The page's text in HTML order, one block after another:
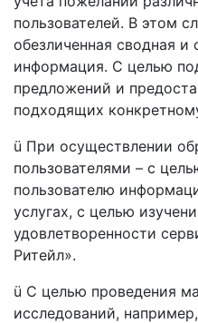
пользователей. В этом
обезличенная сводная и
информация. С целью
предложений и
подходящих
ü При осуществлении
пользователями – с
пользователю
услугах, с целью
удовлетворенности
Ритейл».
ü С целью проведения
исследований,